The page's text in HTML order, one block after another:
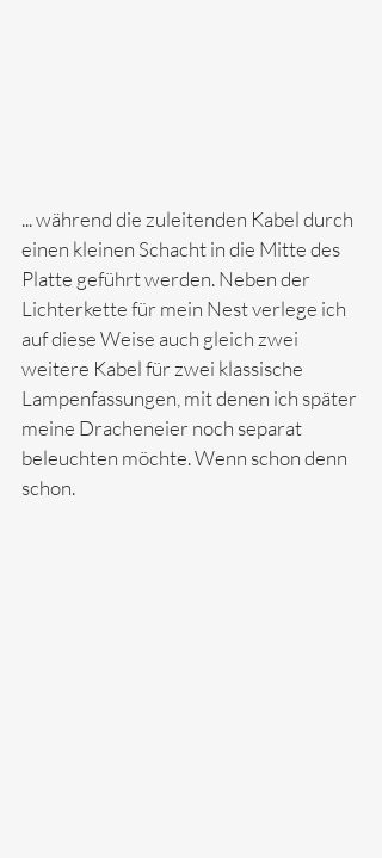
... während die zuleitenden Kabel durch
einen kleinen Schacht in die Mitte des
Platte geführt werden. Neben der
Lichterkette für mein Nest verlege ich
auf diese Weise auch gleich zwei
weitere Kabel für zwei klassische
Lampenfassungen, mit denen ich später
meine Dracheneier noch separat
beleuchten möchte. Wenn schon denn
schon.